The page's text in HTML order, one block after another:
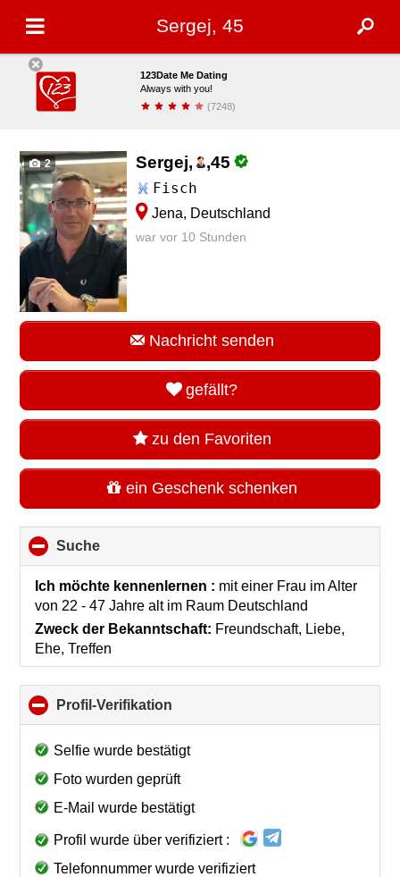
Sergej, 45
123Date Me Dating
Always with you!
(7248)
2
Sergej, ,45
Fisch
Jena, Deutschland
war vor 10 Stunden
Nachricht senden
gefällt?
zu den Favoriten
ein Geschenk schenken
Suche
to
collapse
contents
Ich möchte kennenlernen : mit einer Frau im Alter
von 22 - 47 Jahre alt im Raum Deutschland
Zweck der Bekanntschaft: Freundschaft, Liebe,
Ehe, Treffen
Profil-Verifikation
to
contents
Selfie wurde bestätigt
Foto wurden geprüft
E-Mail wurde bestätigt
Profil wurde über verifiziert :
Telefonnummer wurde verifiziert